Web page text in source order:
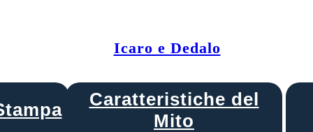
Icaro e Dedalo
Caratteristiche del
Mito